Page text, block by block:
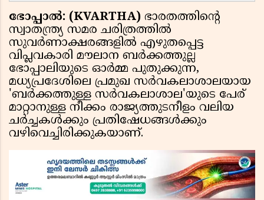
ഭോപ്പാൽ: (KVARTHA) ഭാരതത്തിന്റെ
സ്വാതന്ത്ര്യ സമര ചരിത്രത്തിൽ
സുവർണാക്ഷരങ്ങളിൽ എഴുതപ്പെട്ട
വിപ്ലവകാരി മൗലാന ബർക്കത്തുല്ല
ഭോപ്പാലിയുടെ ഓർമ്മ പുതുക്കുന്ന,
മധ്യപ്രദേശിലെ പ്രമുഖ സർവകലാശാലയായ
'ബർക്കത്തുള്ള സർവകലാശാല'യുടെ പേര്
മാറ്റാനുള്ള നീക്കം രാജ്യത്തുടനീളം വലിയ
ചർച്ചകൾക്കും പ്രതിഷേധങ്ങൾക്കും
വഴിവെച്ചിരിക്കുകയാണ്.